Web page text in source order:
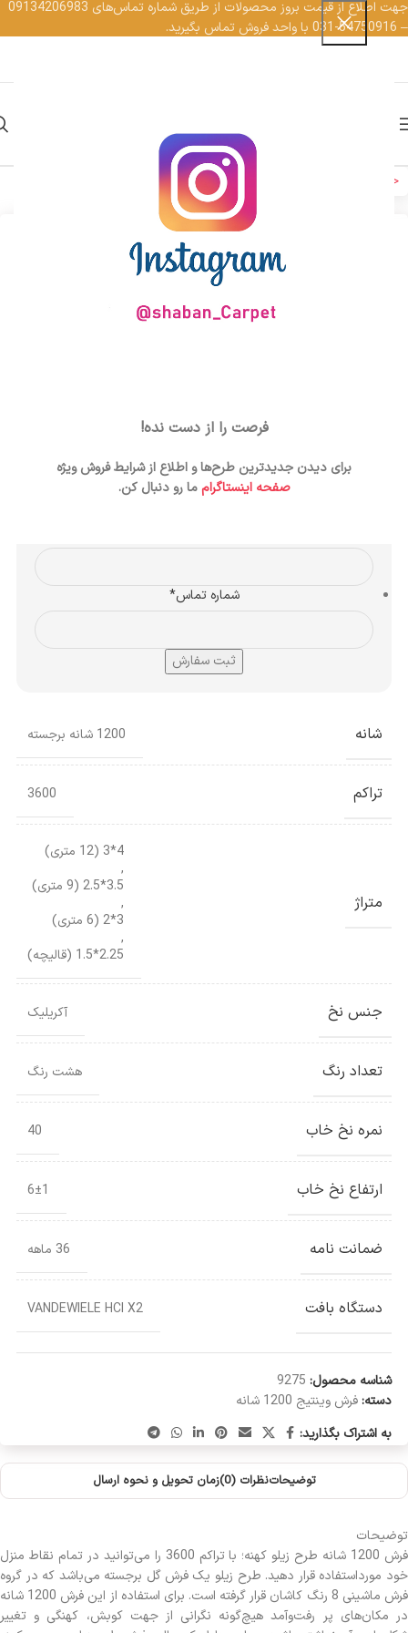
فرصت را از دست نده!
برای دیدن جدیدترین طرح‌ها و اطلاع از شرایط فروش ویژه
صفحه اینستاگرامما رو دنبال کن.
خانه
فرش وینتیج طرح زیلو کهنه
برای مشاهده قیمت وارد حساب کاربری شوید
جهت مشاوره و ثبت سفارش، شماره تماس خود را وارد
شماره تماس*
شانه 1200 شانه برجسته
تراکم 3600
متراژ
4*3 (12 متری)
,
3.5*2.5 (9 متری)
,
3*2 (6 متری)
,
2.25*1.5 (قالیچه)
جنس نخ آکریلیک
تعداد رنگ هشت رنگ
نمره نخ خاب 40
ارتفاع نخ خاب 6±1
ضمانت نامه 36 ماهه
دستگاه بافت VANDEWIELE HCI X2
شناسه محصول: 9275
دسته:فرش وینتیج 1200 شانه
به اشتراک بگذارید:
توضیحاتنظرات (0) زمان تحویل و نحوه ارسال
توضیحات
فرش 1200 شانه طرح زیلو کهنه؛ با تراکم 3600 را می‌توانید در تمام نقاط منزل
خود مورداستفاده قرار دهید. طرح زیلو یک فرش گل برجسته می‌باشد که در گروه
فرش ماشینی 8 رنگ کاشان قرار گرفته است. برای استفاده از این فرش 1200 شانه
در مکان‌های پر رفت‌وآمد هیچ‌گونه نگرانی از جهت کوبش، کهنگی و تغییر
جهت اطلاع از قیمت بروز محصولات از طریق شماره تماس‌‌های 09134206983
– 54750916-031 با واحد فروش تماس بگیرید.